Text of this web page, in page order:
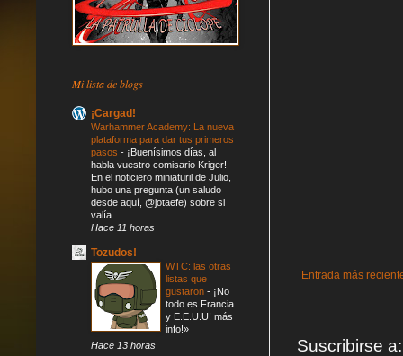
Entrada más
Suscribirse
Mi lista de blogs
¡Cargad!
Warhammer Academy: La nueva
plataforma para dar tus primeros
pasos - ¡Buenísimos días, al
habla vuestro comisario Kriger!
En el noticiero miniaturil de Julio,
hubo una pregunta (un saludo
desde aquí, @jotaefe) sobre si
valía...
Hace 11 horas
Tozudos!
WTC: las otras
listas que
gustaron - ¡No
todo es Francia
y E.E.U.U! más
info!»
Hace 13 horas